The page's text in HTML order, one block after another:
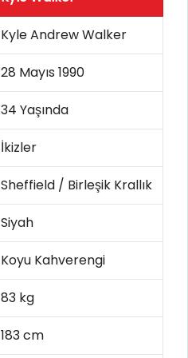
Kyle Andrew Walker
28 Mayıs 1990
34 Yaşında
İkizler
Sheffield / Birleşik Krallık
Siyah
Koyu Kahverengi
83 kg
183 cm